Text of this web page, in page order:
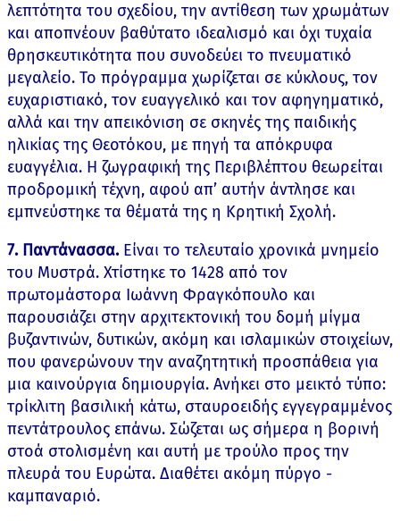
λεπτότητα του σχεδίου, την αντίθεση των χρωμάτων
και αποπνέουν βαθύτατο ιδεαλισμό και όχι τυχαία
θρησκευτικότητα που συνοδεύει το πνευματικό
μεγαλείο. Το πρόγραμμα χωρίζεται σε κύκλους, τον
ευχαριστιακό, τον ευαγγελικό και τον αφηγηματικό,
αλλά και την απεικόνιση σε σκηνές της παιδικής
ηλικίας της Θεοτόκου, με πηγή τα απόκρυφα
ευαγγέλια. Η ζωγραφική της Περιβλέπτου θεωρείται
προδρομική τέχνη, αφού απ’ αυτήν άντλησε και
εμπνεύστηκε τα θέματά της η Κρητική Σχολή.
7. Παντάνασσα.Είναι το τελευταίο χρονικά μνημείο
του Μυστρά. Χτίστηκε το 1428 από τον
πρωτομάστορα Ιωάννη Φραγκόπουλο και
παρουσιάζει στην αρχιτεκτονική του δομή μίγμα
βυζαντινών, δυτικών, ακόμη και ισλαμικών στοιχείων,
που φανερώνουν την αναζητητική προσπάθεια για
μια καινούργια δημιουργία. Ανήκει στο μεικτό τύπο:
τρίκλιτη βασιλική κάτω, σταυροειδής εγγεγραμμένος
πεντάτρουλος επάνω. Σώζεται ως σήμερα η βορινή
στοά στολισμένη και αυτή με τρούλο προς την
πλευρά του Ευρώτα. Διαθέτει ακόμη πύργο -
καμπαναριό.